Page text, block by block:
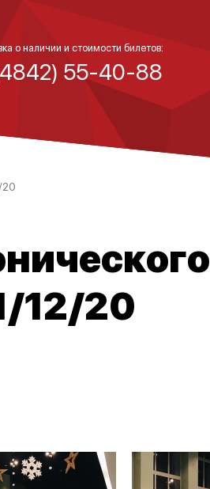
о наличии и стоимости билетов:
55-40-88
20
12/20